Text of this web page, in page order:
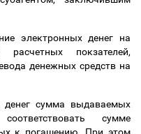
электронных денег на
покзателей,
денежных средств на
сумма выдаваемых
сумме